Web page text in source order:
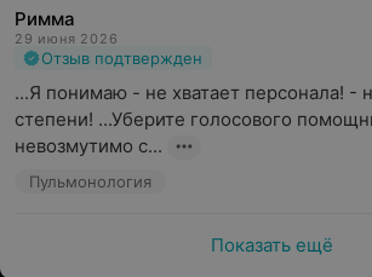
Римма
29 июня 2026
Отзыв подтвержден
...Я понимаю - не хватает персонала! -
степени! ...Уберите голосового
невозмутимо с...
Пульмонология
Показать ещё